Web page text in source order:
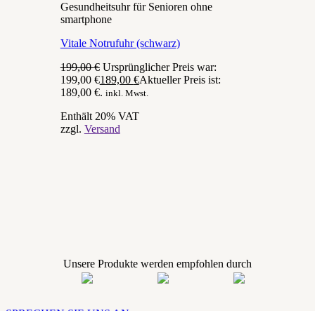
Gesundheitsuhr für Senioren ohne
smartphone
Vitale Notrufuhr (schwarz)
199,00€ Ursprünglicher Preis war:
199,00 €189,00 €Aktueller Preis ist:
189,00 €. inkl. Mwst.
Enthält 20% VAT
zzgl. Versand
Unsere Produkte werden empfohlen durch